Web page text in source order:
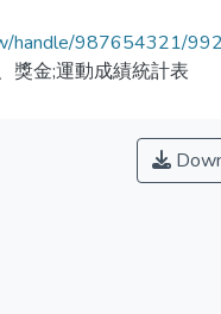
handle/987654321/
獎金;運動成績統計表